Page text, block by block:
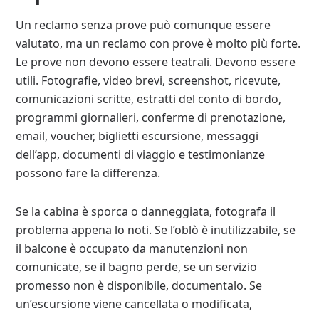
Un reclamo senza prove può comunque essere
valutato, ma un reclamo con prove è molto più forte.
Le prove non devono essere teatrali. Devono essere
utili. Fotografie, video brevi, screenshot, ricevute,
comunicazioni scritte, estratti del conto di bordo,
programmi giornalieri, conferme di prenotazione,
email, voucher, biglietti escursione, messaggi
dell’app, documenti di viaggio e testimonianze
possono fare la differenza.
Se la cabina è sporca o danneggiata, fotografa il
problema appena lo noti. Se l’oblò è inutilizzabile, se
il balcone è occupato da manutenzioni non
comunicate, se il bagno perde, se un servizio
promesso non è disponibile, documentalo. Se
un’escursione viene cancellata o modificata,